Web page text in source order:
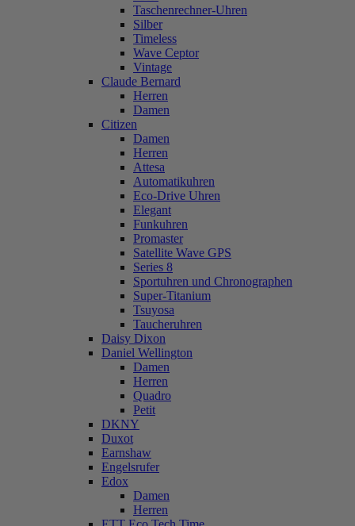
Taschenrechner-Uhren
Silber
Timeless
Wave Ceptor
Vintage
Claude Bernard
Herren
Damen
Citizen
Damen
Herren
Attesa
Automatikuhren
Eco-Drive Uhren
Elegant
Funkuhren
Promaster
Satellite Wave GPS
Series 8
Sportuhren und Chronographen
Super-Titanium
Tsuyosa
Taucheruhren
Daisy Dixon
Daniel Wellington
Damen
Herren
Quadro
Petit
DKNY
Duxot
Earnshaw
Engelsrufer
Edox
Damen
Herren